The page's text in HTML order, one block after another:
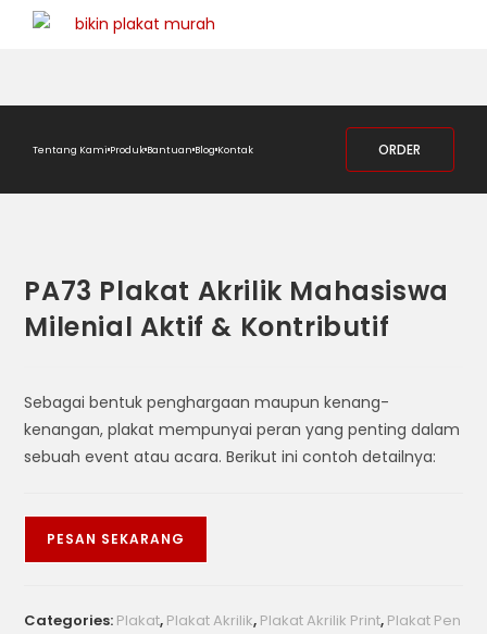
Tentang Kami Produk Bantuan Blog Kontak ORDER
PA73 Plakat Akrilik Mahasiswa
Milenial Aktif & Kontributif
Sebagai bentuk penghargaan maupun kenang-
kenangan, plakat mempunyai peran yang penting dalam
sebuah event atau acara. Berikut ini contoh detailnya:
PESAN SEKARANG
Categories: Plakat, Plakat Akrilik, Plakat Akrilik Print, Plakat Pen